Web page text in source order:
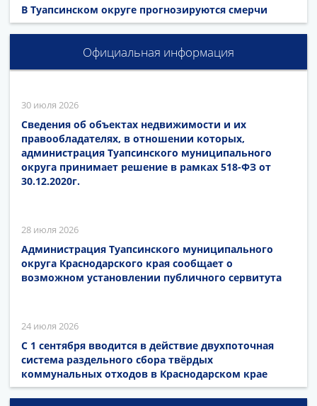
В Туапсинском округе прогнозируются смерчи
Официальная информация
30 июля 2026
Сведения об объектах недвижимости и их
правообладателях, в отношении которых,
администрация Туапсинского муниципального
округа принимает решение в рамках 518-ФЗ от
30.12.2020г.
28 июля 2026
Администрация Туапсинского муниципального
округа Краснодарского края сообщает о
возможном установлении публичного сервитута
24 июля 2026
С 1 сентября вводится в действие двухпоточная
система раздельного сбора твёрдых
коммунальных отходов в Краснодарском крае